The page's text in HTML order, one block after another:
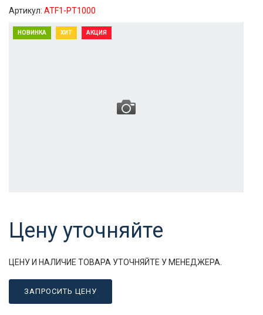
Артикул: ATF1-PT1000
НОВИНКА ХИТ АКЦИЯ
Цену уточняйте
ЦЕНУ И НАЛИЧИЕ ТОВАРА УТОЧНЯЙТЕ У МЕНЕДЖЕРА.
ЗАПРОСИТЬ ЦЕНУ